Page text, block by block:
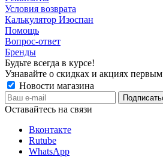
Условия возврата
Калькулятор Изоспан
Помощь
Вопрос-ответ
Бренды
Будьте всегда в курсе!
Узнавайте о скидках и акциях первым
Новости магазина
Оставайтесь на связи
Вконтакте
Rutube
WhatsApp